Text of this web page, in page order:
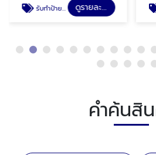
รับทำป้ายป้ายเเบบพับทรงสามเหลี่ยม ป้ายสวมถังดับเพลิง ป้ายสายดับเพลิง ป้ายล้างตาฉุกเฉิน ดูรายละเอียด
คำค้นสิ